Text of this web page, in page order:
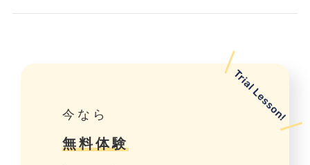
今なら
無料体験